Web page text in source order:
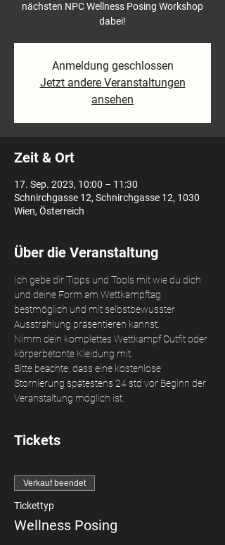
nächsten NPC Wellness Posing Workshop
dabei!
Anmeldung geschlossen
Jetzt andere Veranstaltungen
ansehen
Zeit & Ort
17. Sep. 2023, 10:00 – 11:30
Schnirchgasse 12, Schnirchgasse 12, 1030
Wien, Österreich
Über die Veranstaltung
Ich gebe dir Tipps und Tools mit wie du dich
und deine Form am Wettkampftag
bestmöglich und mit selbstbewusster
Ausstrahlung präsentieren kannst.
Nimm dein komplettes Wettkampf Outfit oder
körperbetonte Kleidung mit.
Bitte beachte, dass eine kostenlose
Stornierung spätestens 24 std vor Beginn der
Veranstaltung möglich ist.
Tickets
Verkauf beendet
Tickettyp
Wellness Posing